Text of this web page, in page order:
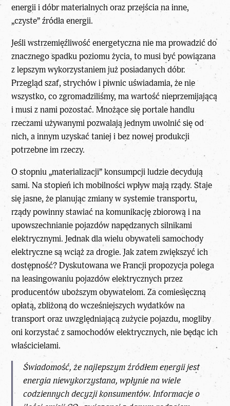
energii i dóbr materialnych oraz przejścia na inne,
„czyste” źródła energii.
Jeśli wstrzemięźliwość energetyczna nie ma prowadzić do
znacznego spadku poziomu życia, to musi być powiązana
z lepszym wykorzystaniem już posiadanych dóbr.
Przegląd szaf, strychów i piwnic uświadamia, że nie
wszystko, co zgromadziliśmy, ma wartość nieprzemijającą
i musi z nami pozostać. Mnożące się portale handlu
rzeczami używanymi pozwalają jednym uwolnić się od
nich, a innym uzyskać taniej i bez nowej produkcji
potrzebne im rzeczy.
O stopniu „materializacji” konsumpcji ludzie decydują
sami. Na stopień ich mobilności wpływ mają rządy. Staje
się jasne, że planując zmiany w systemie transportu,
rządy powinny stawiać na komunikację zbiorową i na
upowszechnianie pojazdów napędzanych silnikami
elektrycznymi. Jednak dla wielu obywateli samochody
elektryczne są wciąż za drogie. Jak zatem zwiększyć ich
dostępność? Dyskutowana we Francji propozycja polega
na leasingowaniu pojazdów elektrycznych przez
producentów uboższym obywatelom. Za comiesięczną
opłatą, zbliżoną do wcześniejszych wydatków na
transport oraz uwzględniającą zużycie pojazdu, mogliby
oni korzystać z samochodów elektrycznych, nie będąc ich
właścicielami.
Świadomość, że najlepszym źródłem energii jest
energia niewykorzystana, wpłynie na wiele
codziennych decyzji konsumentów. Informacje o